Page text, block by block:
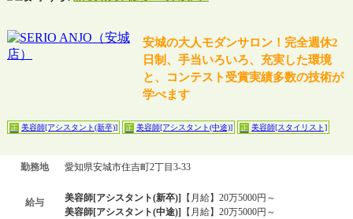
安城の大人モダンサロン！完全週休2
日制、手当いろいろ、充実した環境
と、コンテスト受賞実績多数の技術が
学べます
正 美容師[アシスタント(新卒)] 正 美容師[アシスタント(中途)] 正 美容師[スタイリスト]
勤務地 愛知県安城市住吉町2丁目3-33
給与 美容師[アシスタント(新卒)] 【月給】20万5000円～
美容師[アシスタント(中途)] 【月給】20万5000円～